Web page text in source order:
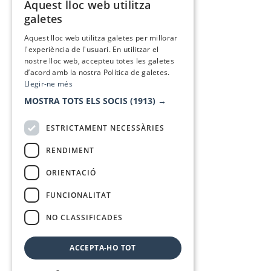
Aquest lloc web utilitza
galetes
Aquest lloc web utilitza galetes per millorar
l'experiència de l'usuari. En utilitzar el
nostre lloc web, accepteu totes les galetes
d’acord amb la nostra Política de galetes.
Llegir-ne més
MOSTRA TOTS ELS SOCIS (1913) →
ESTRICTAMENT NECESSÀRIES
RENDIMENT
ORIENTACIÓ
FUNCIONALITAT
NO CLASSIFICADES
ACCEPTA-HO TOT